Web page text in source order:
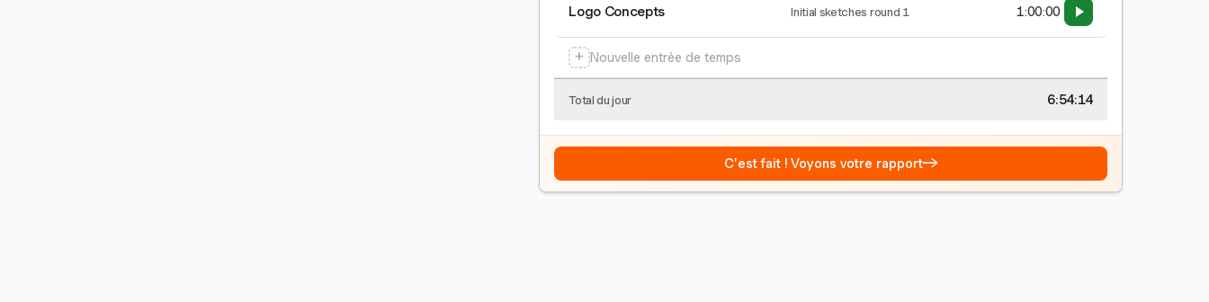
Logo Concepts Initial sketches round 1 1:00:00
+ Nouvelle entrée de temps
Total du jour 6:54:15
C'est fait ! Voyons votre rapport→